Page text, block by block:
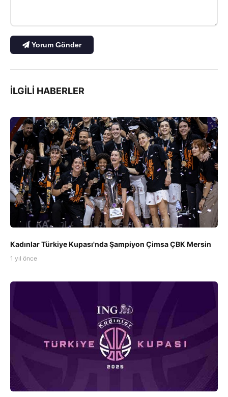
Yorum Gönder
İLGILI HABERLER
Kadınlar Türkiye Kupası'nda Şampiyon Çimsa ÇBK Mersin
1 yıl önce